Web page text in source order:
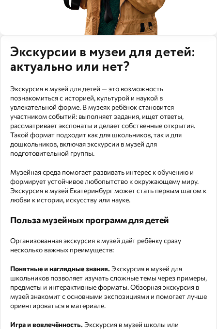
Экскурсии в музеи для детей:
актуально или нет?
Экскурсия в музей для детей — это возможность
познакомиться с историей, культурой и наукой в
увлекательной форме. В музеях ребёнок становится
участником событий: выполняет задания, ищет ответы,
рассматривает экспонаты и делает собственные открытия.
Такой формат подходит как для школьников, так и для
дошкольников, включая экскурсии в музей для
подготовительной группы.
Музейная среда помогает развивать интерес к обучению и
формирует устойчивое любопытство к окружающему миру.
Экскурсия в музей Екатеринбург может стать первым шагом к
любви к истории, искусству или науке.
Польза музейных программ для детей
Организованная экскурсия в музей даёт ребёнку сразу
несколько важных преимуществ:
Понятные и наглядные знания. Экскурсия в музей для
школьников позволяет изучать сложные темы через примеры,
предметы и интерактивные форматы. Обзорная экскурсия в
музей знакомит с основными экспозициями и помогает лучше
ориентироваться в материале.
Игра и вовлечённость. Экскурсия в музей школы или